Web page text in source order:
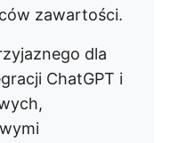
zawartości.
dla
ChatGPT i